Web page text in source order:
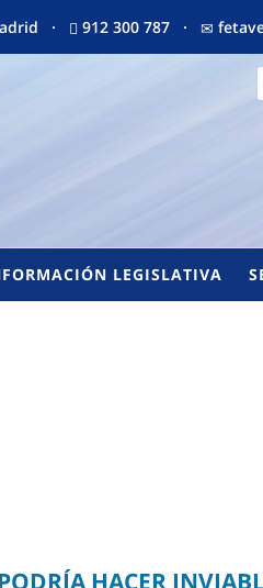
· 912 300 787 ·
LEGISLATIVA
HACER